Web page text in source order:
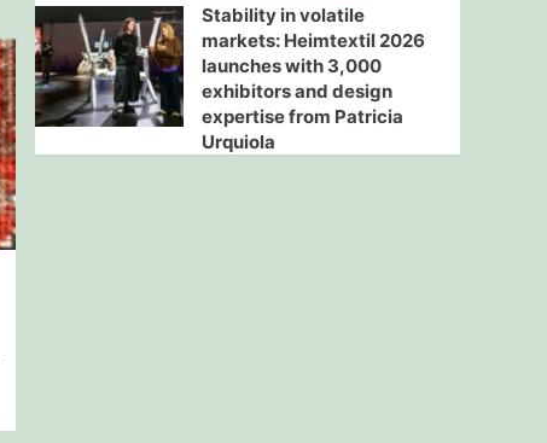
Stability in volatile
markets: Heimtextil 2026
launches with 3,000
exhibitors and design
expertise from Patricia
Urquiola